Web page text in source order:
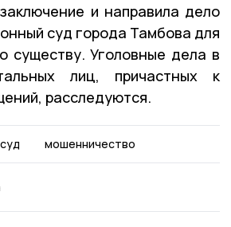
и направила дело
суд города Тамбова для
существу. Уголовные дела в
лиц, причастных к
расследуются.
суд мошенничество